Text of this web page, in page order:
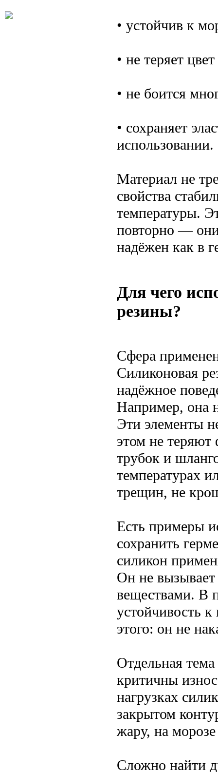
• устойчив к
• не теряет
• не боится
• сохраняет
использовании.
Материал не
свойства
температуры.
повторно —
надёжен как в
Для чего
резины?
Сфера
Силиконовая
надёжное
Например, она
Эти элементы
этом не
трубок и
температурах
трещин, не
Есть примеры
сохранить
силикон
Он не вызывает
веществами. В
устойчивость
этого: он не
Отдельная
критичны
нагрузках
закрытом
жару, на
Сложно найти